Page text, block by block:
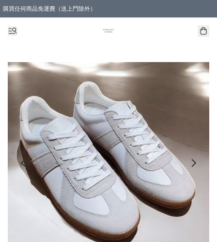
購買任何商品免運費（送上門除外）